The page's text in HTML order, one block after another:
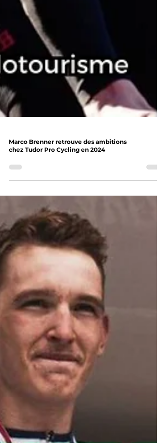
Marco Brenner retrouve des ambitions
chez Tudor Pro Cycling en 2024